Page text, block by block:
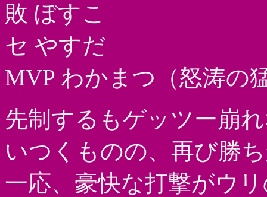
敗 ぼすこ
セ やすだ
MVP わかまつ（怒涛の
先制するもゲッツー崩
いつくものの、再び勝
一応、豪快な打撃がウ